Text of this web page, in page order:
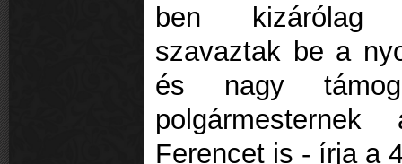
ben kizárólag
szavaztak be a
és nagy
Ferencet is - írja a